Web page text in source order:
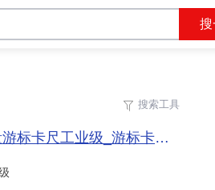
搜索工具
定 收起工具
尺_卡尺_量具/量仪_供应_数控刀具网